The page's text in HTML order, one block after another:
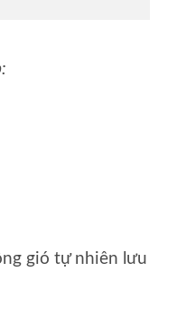
gió tự nhiên lưu